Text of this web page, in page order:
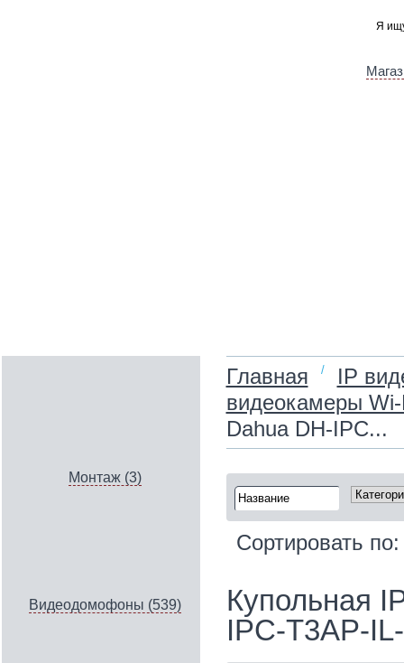
Монтаж (3)
Видеодомофоны (539)
Главная /
IP
видеокамеры
Dahua DH-IPC...
Сортировать
Купольная
IPC-T3AP-